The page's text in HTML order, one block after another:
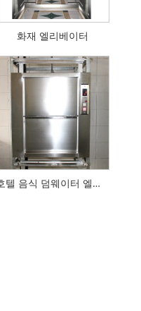
화재 엘리베이터
호텔 음식 덤웨이터 엘리베이터